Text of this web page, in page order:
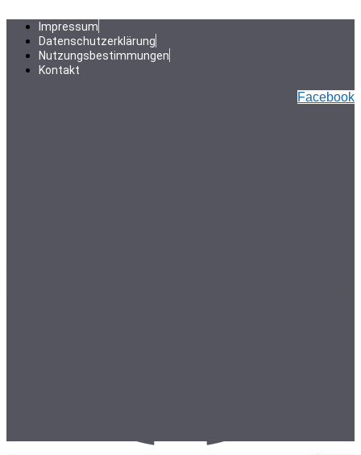
Inhalt
springen
Impressum
Datenschutzerklärung
Nutzungsbestimmungen
Kontakt
Facebook